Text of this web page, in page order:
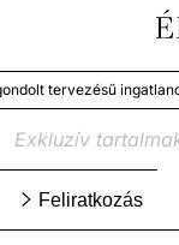
ingatlanok világát. •
Feliratkozás